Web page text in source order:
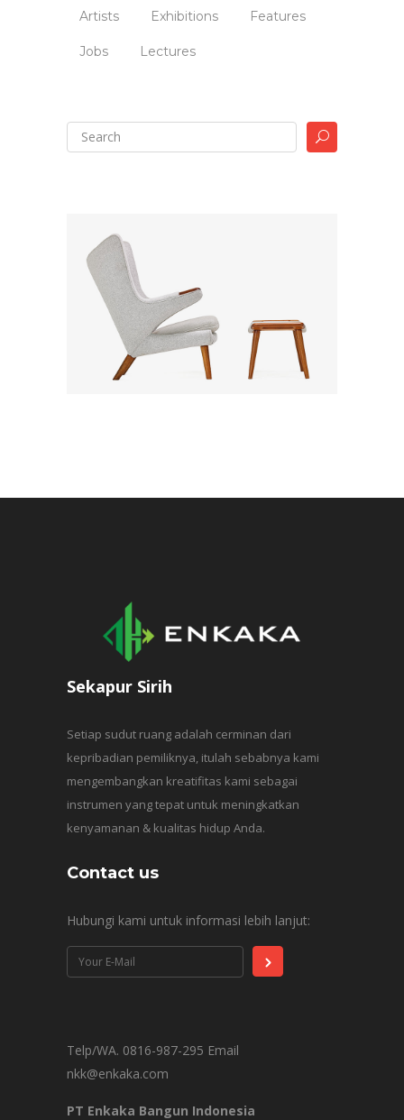
Artists Exhibitions Features
Jobs Lectures
Sekapur Sirih
Setiap sudut ruang adalah cerminan dari
kepribadian pemiliknya, itulah sebabnya kami
mengembangkan kreatifitas kami sebagai
instrumen yang tepat untuk meningkatkan
kenyamanan & kualitas hidup Anda.
Contact us
Hubungi kami untuk informasi lebih lanjut:
Telp/WA. 0816-987-295 Email
nkk@enkaka.com
PT Enkaka Bangun Indonesia